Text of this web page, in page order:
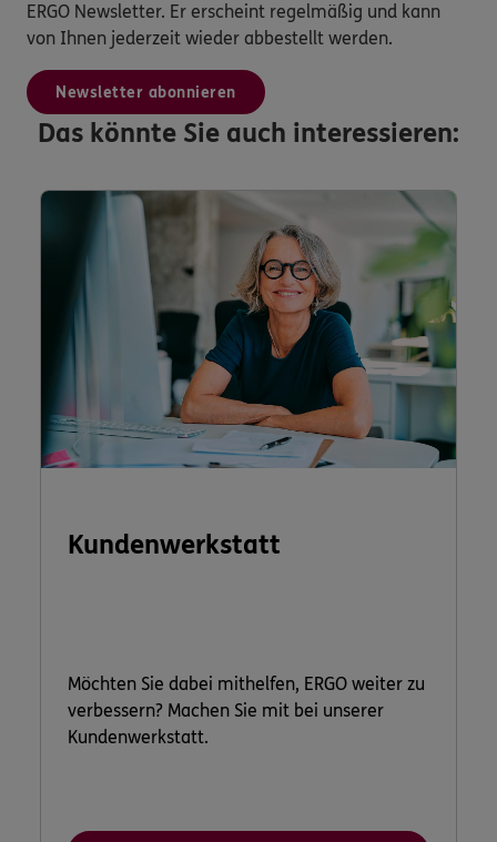
ERGO Newsletter. Er erscheint regelmäßig und kann
von Ihnen jederzeit wieder abbestellt werden.
Newsletter abonnieren
Das könnte Sie auch interessieren:
Kundenwerkstatt
Möchten Sie dabei mithelfen, ERGO weiter zu
verbessern? Machen Sie mit bei unserer
Kundenwerkstatt.